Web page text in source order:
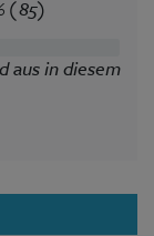
(85)
aus in diesem